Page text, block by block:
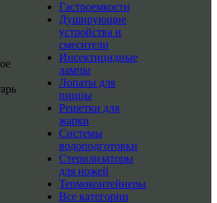
Гастроемкости
Душирующие
устройства и
смесители
Инсектицидные
лампы
Лопаты для
пиццы
Решетки для
жарки
Системы
водоподготовки
Стерилизаторы
для ножей
Термоконтейнеры
Все категории